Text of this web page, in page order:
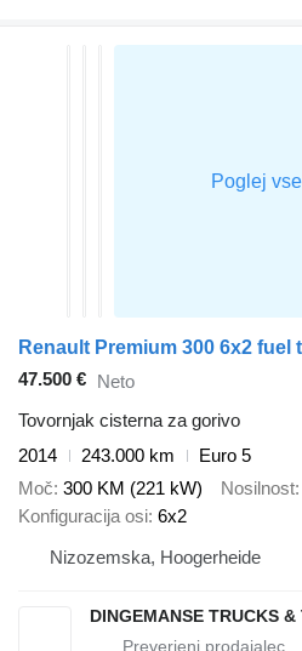
47.500 € Neto
Tovornjak cisterna za gorivo
2014
243.000 km
Euro 5
Moč 300 KM (221 kW) Nosilnost
Konfiguracija osi 6x2
Nizozemska, Hoogerheide
DINGEMANSE TRUCKS